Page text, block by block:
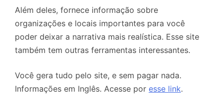
Além deles, fornece informação sobre
organizações e locais importantes para você
poder deixar a narrativa mais realística. Esse site
também tem outras ferramentas interessantes.
Você gera tudo pelo site, e sem pagar nada.
Informações em Inglês. Acesse por esse link.